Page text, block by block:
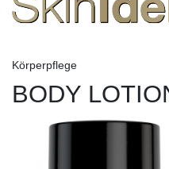
Körperpflege
BODY